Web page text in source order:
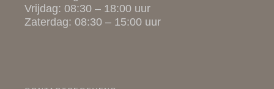
Vrijdag: 08:30 – 18:00 uur
Zaterdag: 08:30 – 15:00 uur